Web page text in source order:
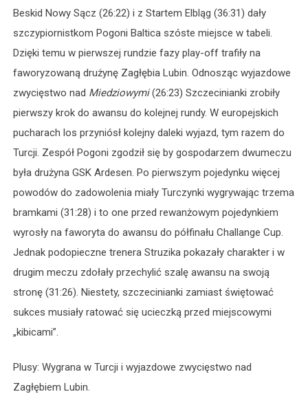
Beskid Nowy Sącz (26:22) i z Startem Elbląg (36:31) dały
szczypiornistkom Pogoni Baltica szóste miejsce w tabeli.
Dzięki temu w pierwszej rundzie fazy play-off trafiły na
faworyzowaną drużynę Zagłębia Lubin. Odnosząc wyjazdowe
zwycięstwo nad Miedziowymi(26:23) Szczecinianki zrobiły
pierwszy krok do awansu do kolejnej rundy. W europejskich
pucharach los przyniósł kolejny daleki wyjazd, tym razem do
Turcji. Zespół Pogoni zgodził się by gospodarzem dwumeczu
była drużyna GSK Ardesen. Po pierwszym pojedynku więcej
powodów do zadowolenia miały Turczynki wygrywając trzema
bramkami (31:28) i to one przed rewanżowym pojedynkiem
wyrosły na faworyta do awansu do półfinału Challange Cup.
Jednak podopieczne trenera Struzika pokazały charakter i w
drugim meczu zdołały przechylić szalę awansu na swoją
stronę (31:26). Niestety, szczecinianki zamiast świętować
sukces musiały ratować się ucieczką przed miejscowymi
„kibicami”.
Plusy: Wygrana w Turcji i wyjazdowe zwycięstwo nad
Zagłębiem Lubin.